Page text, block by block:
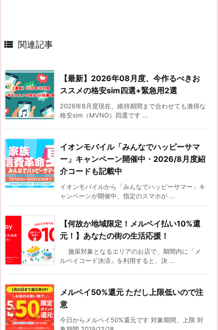
 関連記事
【最新】2026年08月度、今作るべきお
ススメの格安sim四選+緊急用2選
2026年8月度現在、維持期間まで合わせても激得な
格安sim（MVNO）四選です ...
イオンモバイル「みんなでハッピーサマ
ー」キャンペーン開催中・2026/8月度紹
介コードも記載中
イオンモバイルから「みんなでハッピーサマー」キ
ャンペーンが開催中、指定のスマホが ...
【何故か地域限定！メルペイ払い10%還
元！】あなたの街の生活応援！
施策対象となるエリアのお店で、期間内に「メ
ルペイコード決済」を利用すると、決 ...
メルペイ50%還元 ただし上限低いので注
意
今日からメルペイ50%還元です 対象期間、上限 対